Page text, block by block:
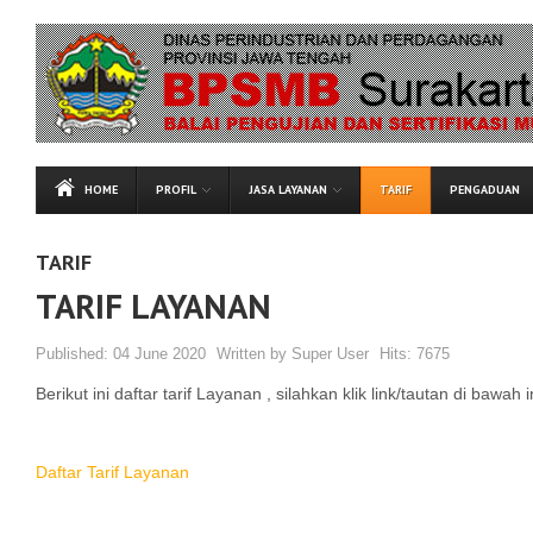
HOME PROFIL JASA LAYANAN TARIF PENGADUAN
TARIF
TARIF LAYANAN
Published: 04 June 2020 Written by Super User Hits: 7675
Berikut ini daftar tarif Layanan , silahkan klik link/tautan di bawah
Daftar Tarif Layanan